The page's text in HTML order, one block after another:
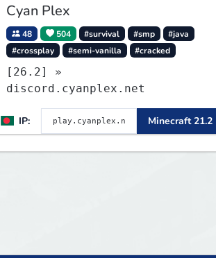
Cyan Plex
48 504 #survival #smp
#java
#crossplay
#semi-vanilla #cracked
[26.2] »
discord.cyanplex.net
IP: Minecraft 21.2